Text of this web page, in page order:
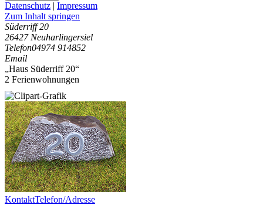
Datenschutz | Impressum
Zum Inhalt springen
Süderriff 20
26427 Neuharlingersiel
Telefon04974 914852
Email
„Haus Süderriff 20“
2 Ferienwohnungen
KontaktTelefon/Adresse